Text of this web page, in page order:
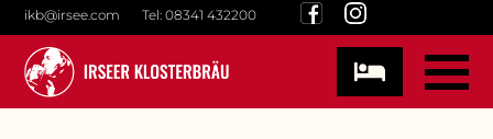
Skip
content
ikb@irsee.com Tel: 08341 432200